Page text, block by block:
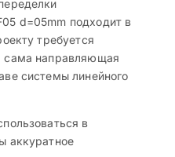
d=05mm подходит в
требуется
направляющая
системы линейного
в
аккуратное